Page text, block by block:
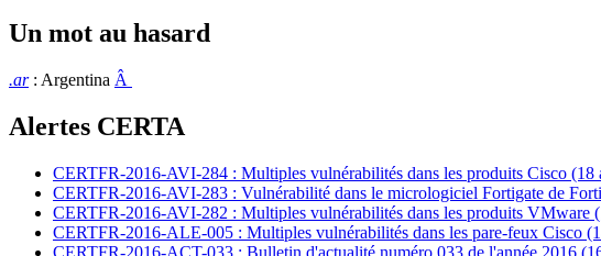
Un mot au hasard
.ar: Argentina Â
Alertes CERTA
CERTFR-2016-AVI-284 : Multiples vulnérabilités dans les produits Cisco (18
CERTFR-2016-AVI-283 : Vulnérabilité dans le micrologiciel Fortigate de
CERTFR-2016-AVI-282 : Multiples vulnérabilités dans les produits VMware
CERTFR-2016-ALE-005 : Multiples vulnérabilités dans les pare-feux Cisco
CERTFR-2016-ACT-033 : Bulletin d'actualité numéro 033 de l'année 2016